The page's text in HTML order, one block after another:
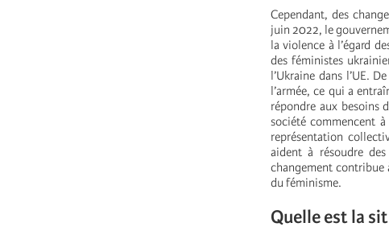
Cependant, des
juin 2022, le
la violence à l’égard
des féministes
l’Ukraine dans l’UE.
l’armée, ce qui a
répondre aux besoins
société commencent
représentation
aident à résoudre
changement contribue
du féminisme.
Quelle est la